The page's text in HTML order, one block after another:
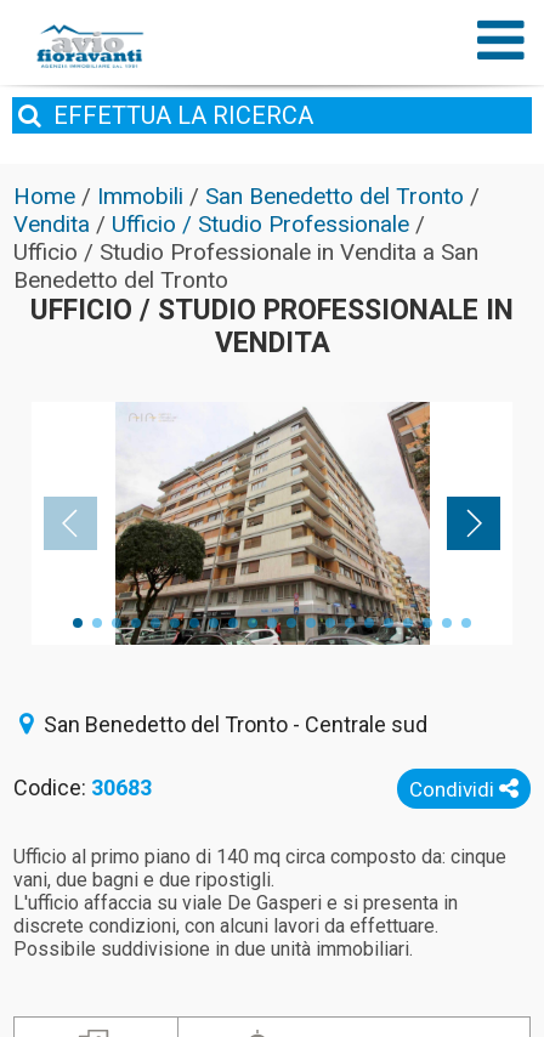
EFFETTUA LA RICERCA
Home / Immobili / San Benedetto del Tronto /
Vendita / Ufficio / Studio Professionale /
Ufficio / Studio Professionale in Vendita a San
Benedetto del Tronto
UFFICIO / STUDIO PROFESSIONALE IN
VENDITA
San Benedetto del Tronto - Centrale sud
Condividi
Codice: 30683
Ufficio al primo piano di 140 mq circa composto da: cinque
vani, due bagni e due ripostigli.
L'ufficio affaccia su viale De Gasperi e si presenta in
discrete condizioni, con alcuni lavori da effettuare.
Possibile suddivisione in due unità immobiliari.